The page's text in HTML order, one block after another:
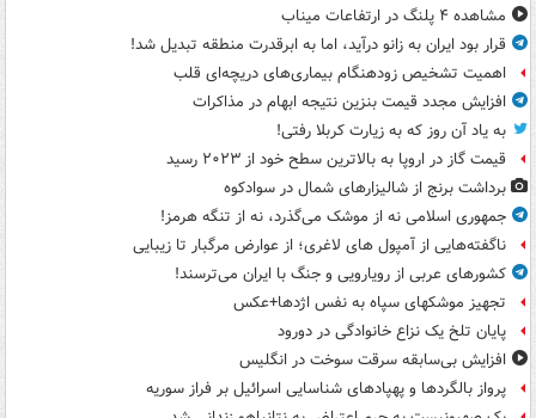
مشاهده ۴ پلنگ در ارتفاعات میناب
قرار بود ایران به زانو درآید، اما به ابرقدرت منطقه تبدیل شد!
اهمیت تشخیص زودهنگام بیماری‌های دریچه‌ای قلب
افزایش مجدد قیمت بنزین نتیجه ابهام در مذاکرات
به یاد آن روز که به زیارت کربلا رفتی!
قیمت گاز در اروپا به بالاترین سطح خود از ۲۰۲۳ رسید
برداشت برنج از شالیزارهای شمال در سوادکوه
جمهوری اسلامی نه از موشک می‌گذرد، نه از تنگه هرمز!
ناگفته‌هایی از آمپول های لاغری؛ از عوارض مرگبار تا زیبایی
کشورهای عربی از رویارویی و جنگ با ایران می‌ترسند!
تجهیز موشکهای سپاه به نفس اژدها+عکس
پایان تلخ یک نزاع خانوادگی در دورود
افزایش بی‌سابقه سرقت سوخت در انگلیس
پرواز بالگردها و پهپادهای شناسایی اسرائیل بر فراز سوریه